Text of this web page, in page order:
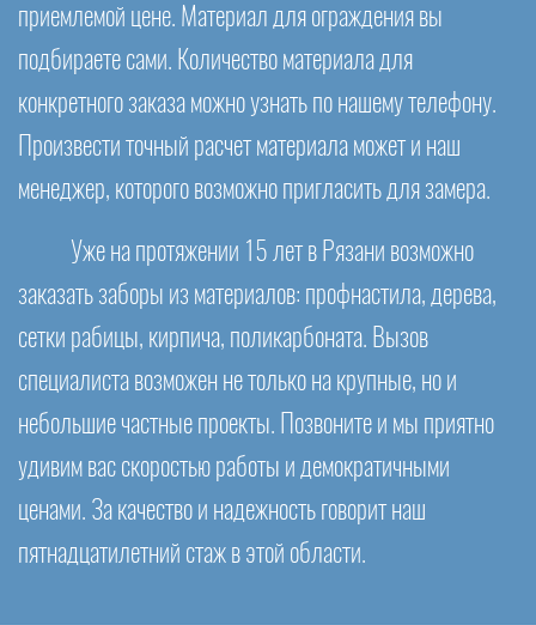
приемлемой цене. Материал для ограждения вы
подбираете сами. Количество материала для
конкретного заказа можно узнать по нашему телефону.
Произвести точный расчет материала может и наш
менеджер, которого возможно пригласить для замера.
Уже на протяжении 15 лет в Рязани возможно
заказать заборы из материалов: профнастила, дерева,
сетки рабицы, кирпича, поликарбоната. Вызов
специалиста возможен не только на крупные, но и
небольшие частные проекты. Позвоните и мы приятно
удивим вас скоростью работы и демократичными
ценами. За качество и надежность говорит наш
пятнадцатилетний стаж в этой области.